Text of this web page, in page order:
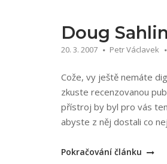
Doug
20. 3. 2007 Petr Václavek
Cože, vy ještě nemáte
zkuste recenzovanou
přístroj by byl pro vás
abyste z něj dostali co
„Doug
Pokračování článku